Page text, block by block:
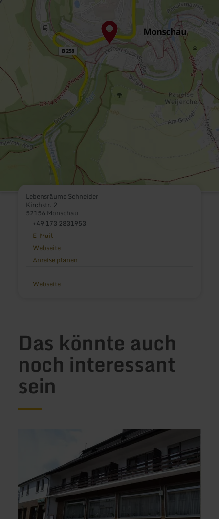
Lebensräume Schneider
Kirchstr. 2
52156 Monschau
+49 173 2831953
E-Mail
Webseite
Anreise planen
Webseite
Das könnte auch
noch interessant
sein
zu:
Haus
an
der